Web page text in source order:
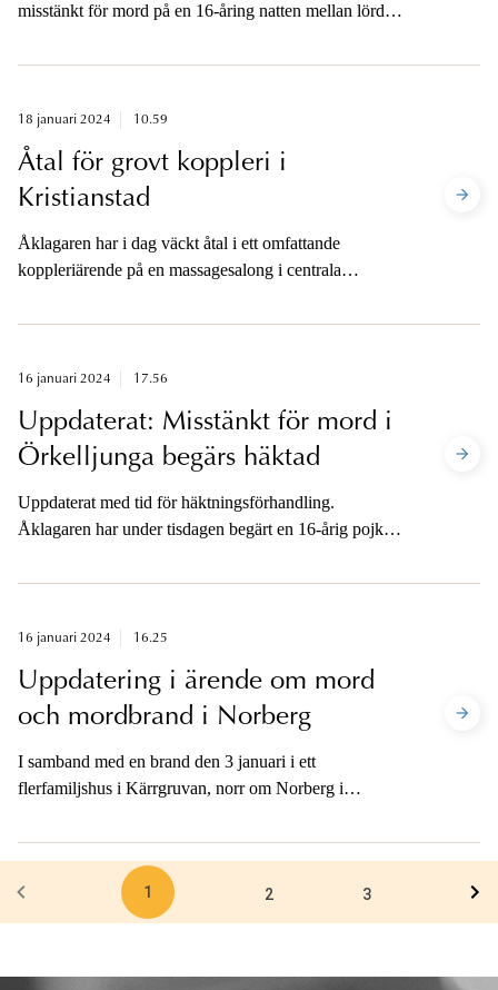
misstänkt för mord på en 16-åring natten mellan lördag
onsdag.
18 januari 2024 10.59
Åtal för grovt koppleri i
Kristianstad
Åklagaren har i dag väckt åtal i ett omfattande
koppleriärende på en massagesalong i centrala
telefon i eftermiddag.
16 januari 2024 17.56
Uppdaterat: Misstänkt för mord i
Örkelljunga begärs häktad
Uppdaterat med tid för häktningsförhandling.
Åklagaren har under tisdagen begärt en 16-årig pojke
jämnårig pojke i Örkelljunga natten mellan lördag och
tillgänglig för media på telefon.
16 januari 2024 16.25
Uppdatering i ärende om mord
och mordbrand i Norberg
I samband med en brand den 3 januari i ett
flerfamiljshus i Kärrgruvan, norr om Norberg i
förundersökning om mord och grov mordbrand
inleddes och utredningen pågår alltjämt.
1 2 3